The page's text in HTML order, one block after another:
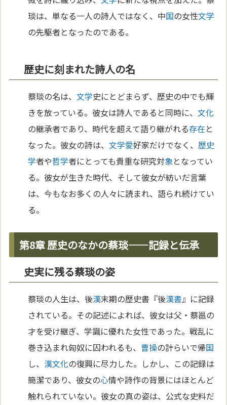
琰は、単なる一人の詩人ではなく、中国の女性文学
の先駆者となったのである。
歴史に刻まれた詩人の名
蔡琰の名は、文学史にとどまらず、歴史の中でも輝
きを放っている。彼女は詩人であると同時に、文化
の継承者であり、時代を超えて語り継がれる存在と
なった。彼女の詩は、文学愛好家だけでなく、歴史
学者や哲学者にとっても貴重な研究対象となってい
る。彼女が生きた時代、そして彼女が紡いだ言葉
は、今もなお多くの人々に読まれ、語られ続けてい
る。
第8章 歴史のなかの蔡琰——記録と伝承
史実に残る蔡琰の姿
蔡琰の人生は、後漢末期の歴史書『後漢書』に記録
されている。その記述によれば、彼女は父・蔡邕の
才を受け継ぎ、学識に優れた女性であった。戦乱に
巻き込まれ匈奴に囚われるも、 曹操の計らいで帰国
し、 漢文化の復興に尽力した。しかし、この記録は
簡潔であり、彼女の心情や詩作の背景にはほとんど
触れられていない。彼女の真の姿は、公式な史料だ